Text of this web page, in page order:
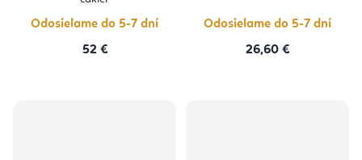
Odosielame do 5-7 dní
52 €
Odosielame do 5-7 dní
26,60 €